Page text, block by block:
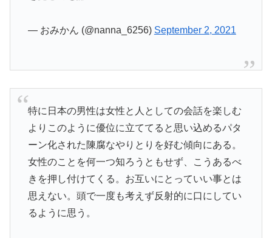
— おみかん (@nanna_6256) September 2, 2021
特に日本の男性は女性と人としての会話を楽しむ
よりこのように優位に立ててると思い込めるパタ
ーン化された陳腐なやりとりを好む傾向にある。
女性のことを何一つ知ろうともせず、こうあるべ
きを押し付けてくる。お互いにとっていい事とは
思えない。頭で一度も考えず反射的に口にしてい
るように思う。